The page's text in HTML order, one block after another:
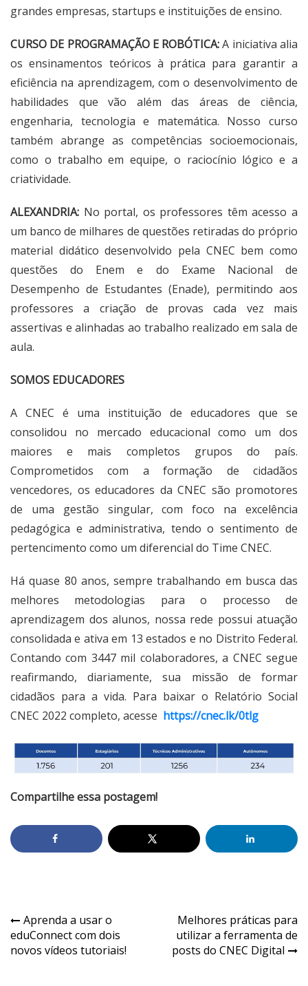
grandes empresas, startups e instituições de ensino.
CURSO DE PROGRAMAÇÃO E ROBÓTICA:A iniciativa alia
os ensinamentos teóricos à prática para garantir a
eficiência na aprendizagem, com o desenvolvimento de
habilidades que vão além das áreas de ciência,
engenharia, tecnologia e matemática. Nosso curso
também abrange as competências socioemocionais,
como o trabalho em equipe, o raciocínio lógico e a
criatividade.
ALEXANDRIA: No portal, os professores têm acesso a
um banco de milhares de questões retiradas do próprio
material didático desenvolvido pela CNEC bem como
questões do Enem e do Exame Nacional de
Desempenho de Estudantes (Enade), permitindo aos
professores a criação de provas cada vez mais
assertivas e alinhadas ao trabalho realizado em sala de
aula.
SOMOS EDUCADORES
A CNEC é uma instituição de educadores que se
consolidou no mercado educacional como um dos
maiores e mais completos grupos do país.
Comprometidos com a formação de cidadãos
vencedores, os educadores da CNEC são promotores
de uma gestão singular, com foco na excelência
pedagógica e administrativa, tendo o sentimento de
pertencimento como um diferencial do Time CNEC.
Há quase 80 anos, sempre trabalhando em busca das
melhores metodologias para o processo de
aprendizagem dos alunos, nossa rede possui atuação
consolidada e ativa em 13 estados e no Distrito Federal.
Contando com 3447 mil colaboradores, a CNEC segue
reafirmando, diariamente, sua missão de formar
cidadãos para a vida. Para baixar o Relatório Social
CNEC 2022 completo, acesse https://cnec.lk/0tlg
Compartilhe essa postagem!
Aprenda a usar o
eduConnect com dois
novos vídeos tutoriais!
Melhores práticas para
utilizar a ferramenta de
posts do CNEC Digital